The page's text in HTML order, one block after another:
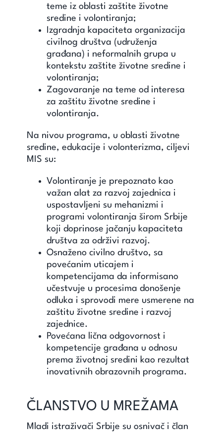
teme iz oblasti zaštite životne
sredine i volontiranja;
Izgradnja kapaciteta organizacija
civilnog društva (udruženja
građana) i neformalnih grupa u
kontekstu zaštite životne sredine i
volontiranja;
Zagovaranje na teme od interesa
za zaštitu životne sredine i
volontiranja.
Na nivou programa, u oblasti životne
sredine, edukacije i volonterizma, ciljevi
MIS su:
Volontiranje je prepoznato kao
važan alat za razvoj zajednica i
uspostavljeni su mehanizmi i
programi volontiranja širom Srbije
koji doprinose jačanju kapaciteta
društva za održivi razvoj.
Osnaženo civilno društvo, sa
povećanim uticajem i
kompetencijama da informisano
učestvuje u procesima donošenje
odluka i sprovodi mere usmerene na
zaštitu životne sredine i razvoj
zajednice.
Povećana lična odgovornost i
kompetencije građana u odnosu
prema životnoj sredini kao rezultat
inovativnih obrazovnih programa.
ČLANSTVO U MREŽAMA
Mladi istraživači Srbije su osnivač i član